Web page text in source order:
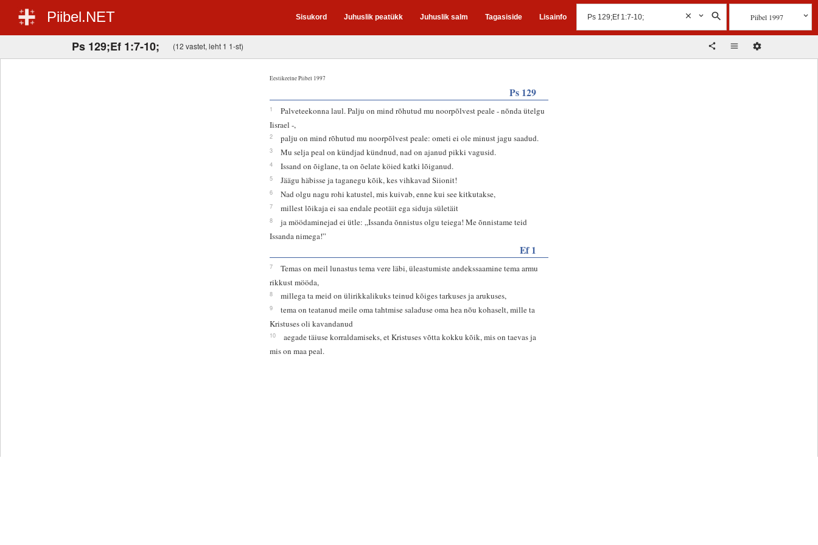
Piibel.NET Sisukord Juhuslik peatükk Juhuslik salm Tagasiside Lisainfo Piibel 1997
Ps 129;Ef 1:7-10; (12 vastet, leht 1 1-st)
Eestikeelne Piibel 1997
Ps 129
1
Palveteekonna laul. Palju on mind rõhutud mu noorpõlvest peale - nõnda ütelgu
Iisrael -,
2 palju on mind rõhutud mu noorpõlvest peale: ometi ei ole minust jagu saadud.
3 Mu selja peal on kündjad kündnud, nad on ajanud pikki vagusid.
4 Issand on õiglane, ta on õelate köied katki lõiganud.
5 Jäägu häbisse ja taganegu kõik, kes vihkavad Siionit!
6 Nad olgu nagu rohi katustel, mis kuivab, enne kui see kitkutakse,
7 millest lõikaja ei saa endale peotäit ega siduja sületäit
8
ja möödaminejad ei ütle: „Issanda õnnistus olgu teiega! Me õnnistame teid
Issanda nimega!”
Ef 1
7
Temas on meil lunastus tema vere läbi, üleastumiste andekssaamine tema armu
rikkust mööda,
8 millega ta meid on ülirikkalikuks teinud kõiges tarkuses ja arukuses,
9
tema on teatanud meile oma tahtmise saladuse oma hea nõu kohaselt, mille ta
Kristuses oli kavandanud
10
aegade täiuse korraldamiseks, et Kristuses võtta kokku kõik, mis on taevas ja
mis on maa peal.